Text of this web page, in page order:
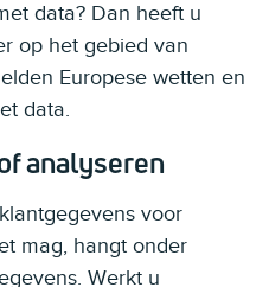
data? Dan heeft u
op het gebied van
Europese wetten en
data.
analyseren
voor
mag, hangt onder
Werkt u